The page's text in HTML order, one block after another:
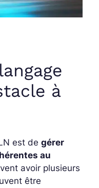
à
est de gérer
au
avoir plusieurs
être